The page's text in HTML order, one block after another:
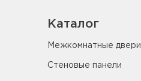
Каталог
Межкомнатные двери
Стеновые панели